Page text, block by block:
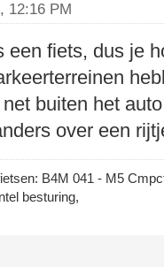
12:16 PM
een fiets, dus je
buiten het
over een
B4M 041 - M5
besturing,